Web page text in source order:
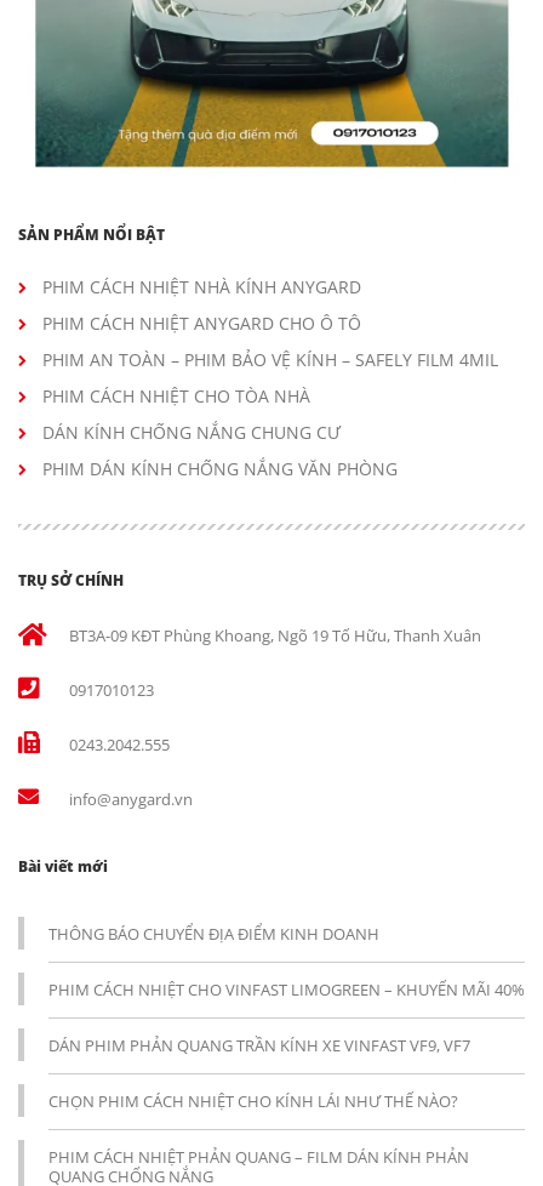
SẢN PHẨM NỔI BẬT
PHIM CÁCH NHIỆT NHÀ KÍNH ANYGARD
PHIM CÁCH NHIỆT ANYGARD CHO Ô TÔ
PHIM AN TOÀN – PHIM BẢO VỆ KÍNH – SAFELY FILM 4MIL
PHIM CÁCH NHIỆT CHO TÒA NHÀ
DÁN KÍNH CHỐNG NẮNG CHUNG CƯ
PHIM DÁN KÍNH CHỐNG NẮNG VĂN PHÒNG
TRỤ SỞ CHÍNH
BT3A-09 KĐT Phùng Khoang, Ngõ 19 Tố Hữu, Thanh Xuân
0917010123
0243.2042.555
info@anygard.vn
Bài viết mới
THÔNG BÁO CHUYỂN ĐỊA ĐIỂM KINH DOANH
PHIM CÁCH NHIỆT CHO VINFAST LIMOGREEN – KHUYẾN MÃI 40%
DÁN PHIM PHẢN QUANG TRẦN KÍNH XE VINFAST VF9, VF7
CHỌN PHIM CÁCH NHIỆT CHO KÍNH LÁI NHƯ THẾ NÀO?
PHIM CÁCH NHIỆT PHẢN QUANG – FILM DÁN KÍNH PHẢN
QUANG CHỐNG NẮNG